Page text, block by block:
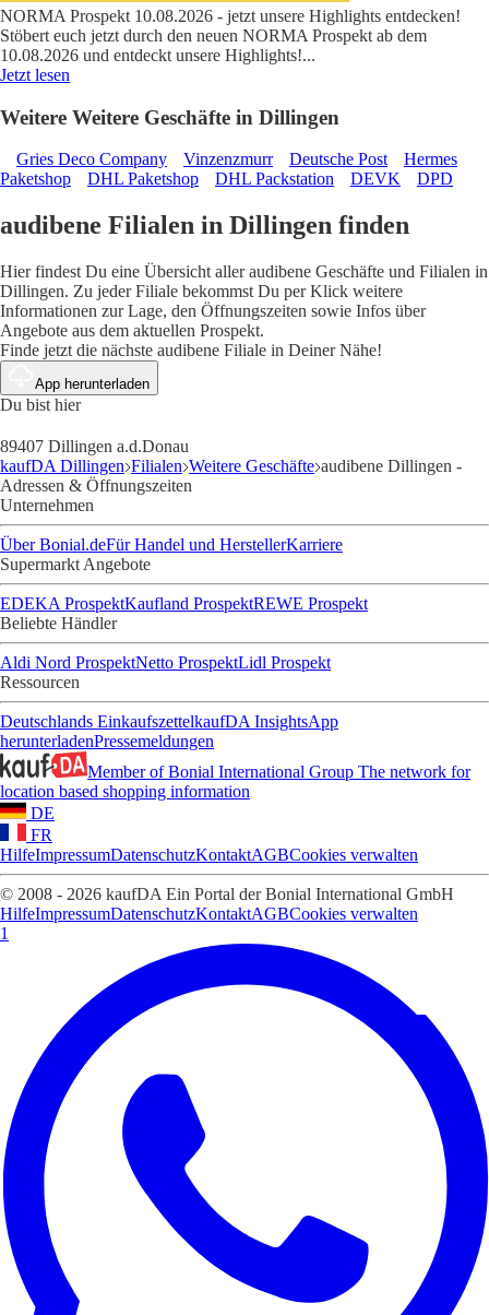
NORMA Prospekt 10.08.2026 - jetzt unsere Highlights entdecken!
Stöbert euch jetzt durch den neuen NORMA Prospekt ab dem
10.08.2026 und entdeckt unsere Highlights!...
Jetzt lesen
Weitere Weitere Geschäfte in Dillingen
Gries Deco Company Vinzenzmurr Deutsche Post
Hermes
Paketshop
DHL Paketshop DHL Packstation DEVK DPD
audibene Filialen in Dillingen finden
Hier findest Du eine Übersicht aller audibene Geschäfte und Filialen in
Dillingen. Zu jeder Filiale bekommst Du per Klick weitere
Informationen zur Lage, den Öffnungszeiten sowie Infos über
Angebote aus dem aktuellen Prospekt.
Finde jetzt die nächste audibene Filiale in Deiner Nähe!
App herunterladen
Du bist hier
89407 Dillingen a.d.Donau
kaufDA Dillingen Filialen Weitere Geschäfte audibene Dillingen -
Adressen & Öffnungszeiten
Unternehmen
Über Bonial.deFür Handel und HerstellerKarriere
Supermarkt Angebote
EDEKA ProspektKaufland ProspektREWE Prospekt
Beliebte Händler
Aldi Nord ProspektNetto ProspektLidl Prospekt
Ressourcen
Deutschlands EinkaufszettelkaufDA InsightsApp
herunterladenPressemeldungen
Member of Bonial International Group The network for
location based shopping information
DE
FR
HilfeImpressumDatenschutzKontaktAGBCookies verwalten
© 2008 - 2026 kaufDA Ein Portal der Bonial International GmbH
HilfeImpressumDatenschutzKontaktAGBCookies verwalten
1